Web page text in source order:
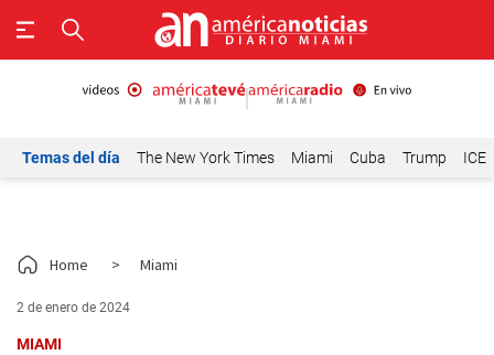
Temas del día The New York Times Miami Cuba Trump ICE
Home > Miami
2 de enero de 2024
MIAMI